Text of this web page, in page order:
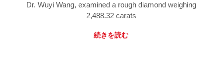
Dr. Wuyi Wang, examined a rough diamond weighing
2,488.32 carats
続きを読む